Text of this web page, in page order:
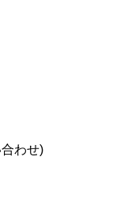
わせ)